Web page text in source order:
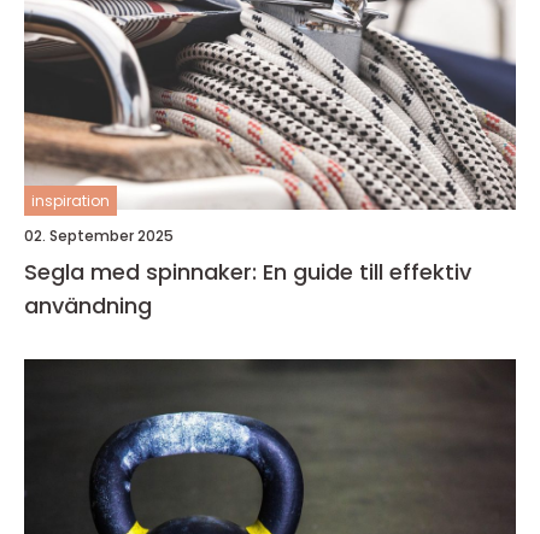
inspiration
02. September 2025
Segla med spinnaker: En guide till effektiv
användning